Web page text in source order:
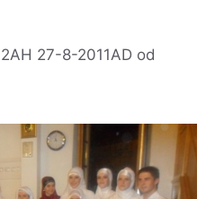
27-8-2011AD od